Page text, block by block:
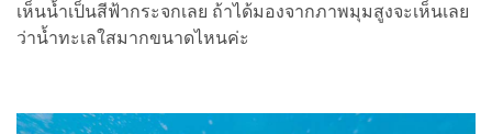
เห็นน้ำเป็นสีฟ้ากระจกเลย ถ้าได้มองจากภาพมุมสูงจะเห็นเลย
ว่าน้ำทะเลใสมากขนาดไหนค่ะ